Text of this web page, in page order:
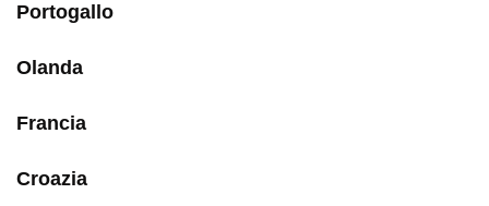
Portogallo
Olanda
Francia
Croazia